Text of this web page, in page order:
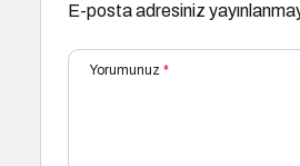
E-posta adresiniz
Yorumunuz *